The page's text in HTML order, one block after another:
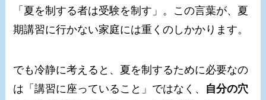
「夏を制する者は受験を制す」。この言葉が、夏
期講習に行かない家庭には重くのしかかります。
でも冷静に考えると、夏を制するために必要なの
は「講習に座っていること」ではなく、 自分の穴